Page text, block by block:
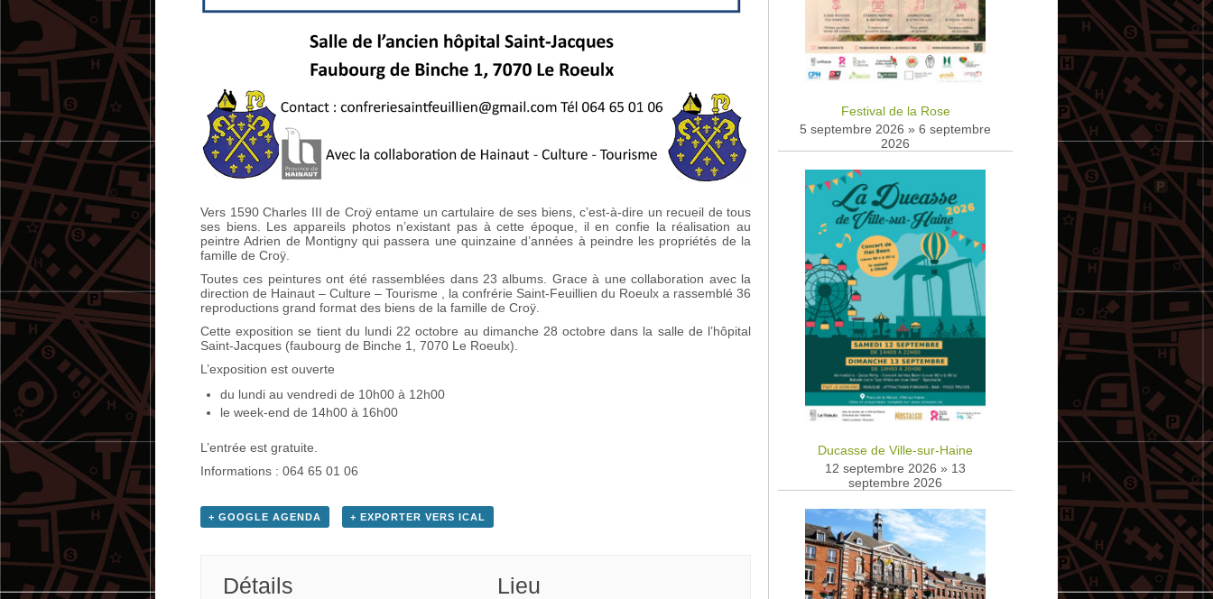
Vers 1590 Charles III de Croÿ entame un cartulaire de ses biens, c’est-à-dire un recueil de tous
ses biens. Les appareils photos n’existant pas à cette époque, il en confie la réalisation au
peintre Adrien de Montigny qui passera une quinzaine d’années à peindre les propriétés de la
famille de Croÿ.
Toutes ces peintures ont été rassemblées dans 23 albums. Grace à une collaboration avec la
direction de Hainaut – Culture – Tourisme , la confrérie Saint-Feuillien du Roeulx a rassemblé 36
reproductions grand format des biens de la famille de Croÿ.
Cette exposition se tient du lundi 22 octobre au dimanche 28 octobre dans la salle de l’hôpital
Saint-Jacques (faubourg de Binche 1, 7070 Le Roeulx).
L’exposition est ouverte
du lundi au vendredi de 10h00 à 12h00
le week-end de 14h00 à 16h00
L’entrée est gratuite.
Informations : 064 65 01 06
+ GOOGLE AGENDA + EXPORTER VERS ICAL
Détails Lieu
Festival de la Rose
5 septembre 2026 » 6 septembre
2026
Ducasse de Ville-sur-Haine
12 septembre 2026 » 13
septembre 2026